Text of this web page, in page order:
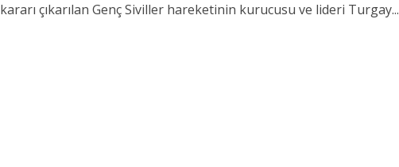
kararı çıkarılan Genç Siviller hareketinin kurucusu ve lideri Turgay...